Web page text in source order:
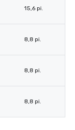
15,6 pi.
8,8 pi.
8,8 pi.
8,8 pi.